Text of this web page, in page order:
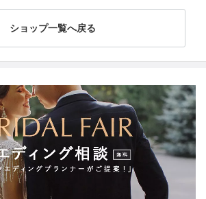
ショップ一覧へ戻る